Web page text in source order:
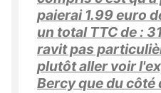
paierai 1.99 euro
un total TTC de :
ravit pas
plutôt aller voir
Bercy que du côté